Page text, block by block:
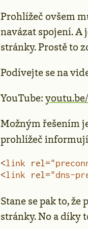
Prohlížeč ovšem
navázat spojení. A
stránky. Prostě to
Podívejte se na
YouTube:
Možným řešením
prohlížeč
<link rel=
<link rel="dns-
Stane se pak to,
stránky. No a díky